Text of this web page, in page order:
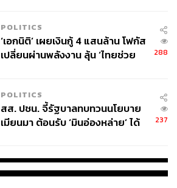
POLITICS
‘เอกนิติ’ เผยเงินกู้ 4 แสนล้าน โฟกัส
เปลี่ยนผ่านพลังงาน ลุ้น ‘ไทยช่วย
288
POLITICS
สส. ปชน. จี้รัฐบาลทบทวนนโยบาย
เมียนมา ต้อนรับ ‘มินอ่องหล่าย’ ได้
237